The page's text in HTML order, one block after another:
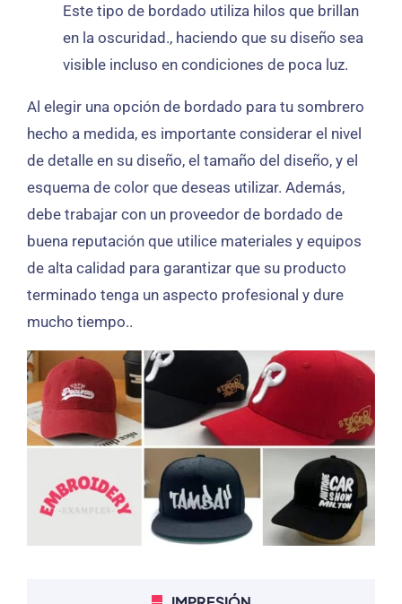
Este tipo de bordado utiliza hilos que brillan
en la oscuridad., haciendo que su diseño sea
visible incluso en condiciones de poca luz.
Al elegir una opción de bordado para tu sombrero
hecho a medida, es importante considerar el nivel
de detalle en su diseño, el tamaño del diseño, y el
esquema de color que deseas utilizar. Además,
debe trabajar con un proveedor de bordado de
buena reputación que utilice materiales y equipos
de alta calidad para garantizar que su producto
terminado tenga un aspecto profesional y dure
mucho tiempo..